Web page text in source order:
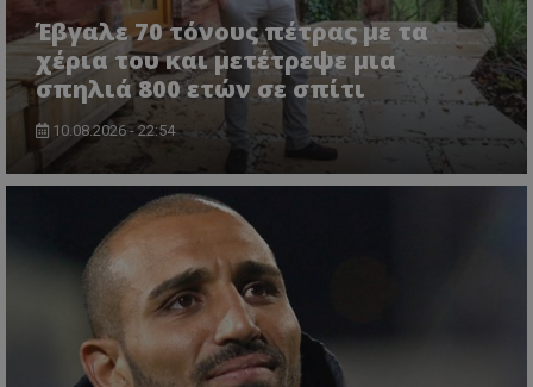
Έβγαλε 70 τόνους πέτρας με τα
χέρια του και μετέτρεψε μια
σπηλιά 800 ετών σε σπίτι
10.08.2026 - 22:54